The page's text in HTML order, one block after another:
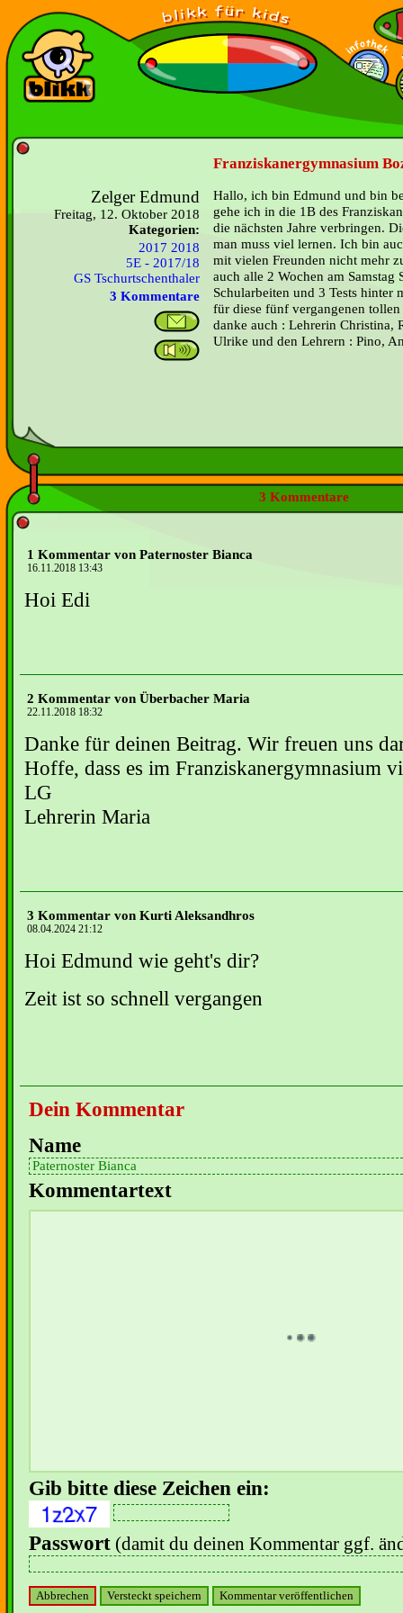
Franziskanergymnasium
Zelger Edmund
Freitag, 12. Oktober 2018
Kategorien:
2017 2018
5E - 2017/18
GS Tschurtschenthaler
3 Kommentare
Hallo, ich bin Edmund und bin
gehe ich in die 1B des
die nächsten Jahre verbringen.
man muss viel lernen. Ich bin
mit vielen Freunden nicht mehr
auch alle 2 Wochen am Samstag
Schularbeiten und 3 Tests
für diese fünf vergangenen
danke auch : Lehrerin Christina,
Ulrike und den Lehrern : Pino,
3 Kommentare
1 Kommentar von Paternoster Bianca
16.11.2018 13:43
Hoi Edi
2 Kommentar von Überbacher Maria
22.11.2018 18:32
Danke für deinen Beitrag. Wir freuen uns
Hoffe, dass es im Franziskanergymnasium
LG
Lehrerin Maria
3 Kommentar von Kurti Aleksandhros
08.04.2024 21:12
Hoi Edmund wie geht's dir?
Zeit ist so schnell vergangen
Dein Kommentar
Name
Kommentartext
Gib bitte diese Zeichen ein:
Passwort (damit du deinen Kommentar ggf.